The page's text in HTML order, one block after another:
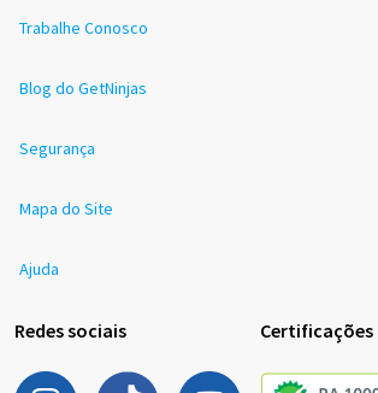
Trabalhe Conosco
Blog do GetNinjas
Segurança
Mapa do Site
Ajuda
Redes sociais Certificações